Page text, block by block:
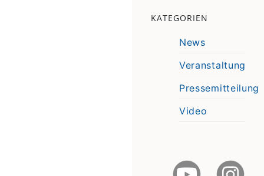
KATEGORIEN
News
Veranstaltung
Pressemitteilung
Video